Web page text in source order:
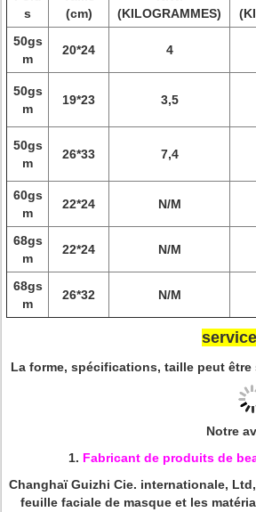
s
(cm)
(KILOGRAMMES)
50gs
m
20*24 4
50gs
m
19*23 3,5
50gs
m
26*33 7,4
60gs
m
22*24 N/M
68gs
m
22*24 N/M
68gs
m
26*32 N/M
La forme, spécifications, taille peut
Notre
1. Fabricant de produits de
Changhaï Guizhi Cie. internationale,
feuille faciale de masque et les